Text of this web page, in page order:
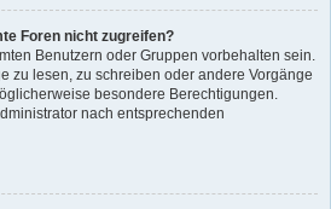
Foren nicht zugreifen?
Benutzern oder Gruppen vorbehalten sein.
zu lesen, zu schreiben oder andere Vorgänge
besondere Berechtigungen.
nach entsprechenden